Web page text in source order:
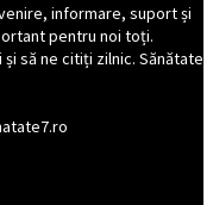
informare, suport și
pentru noi toți.
să ne citiți zilnic. Sănătate